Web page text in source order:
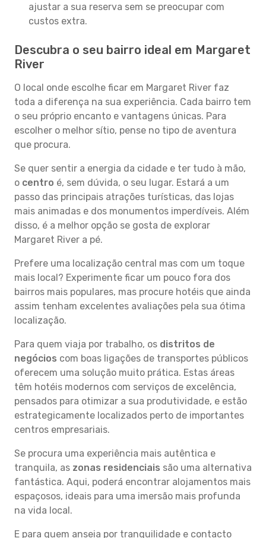
ajustar a sua reserva sem se preocupar com
custos extra.
Descubra o seu bairro ideal em Margaret
River
O local onde escolhe ficar em Margaret River faz
toda a diferença na sua experiência. Cada bairro tem
o seu próprio encanto e vantagens únicas. Para
escolher o melhor sítio, pense no tipo de aventura
que procura.
Se quer sentir a energia da cidade e ter tudo à mão,
o centro é, sem dúvida, o seu lugar. Estará a um
passo das principais atrações turísticas, das lojas
mais animadas e dos monumentos imperdíveis. Além
disso, é a melhor opção se gosta de explorar
Margaret River a pé.
Prefere uma localização central mas com um toque
mais local? Experimente ficar um pouco fora dos
bairros mais populares, mas procure hotéis que ainda
assim tenham excelentes avaliações pela sua ótima
localização.
Para quem viaja por trabalho, os distritos de
negócios com boas ligações de transportes públicos
oferecem uma solução muito prática. Estas áreas
têm hotéis modernos com serviços de excelência,
pensados para otimizar a sua produtividade, e estão
estrategicamente localizados perto de importantes
centros empresariais.
Se procura uma experiência mais autêntica e
tranquila, as zonas residenciais são uma alternativa
fantástica. Aqui, poderá encontrar alojamentos mais
espaçosos, ideais para uma imersão mais profunda
na vida local.
E para quem anseia por tranquilidade e contacto